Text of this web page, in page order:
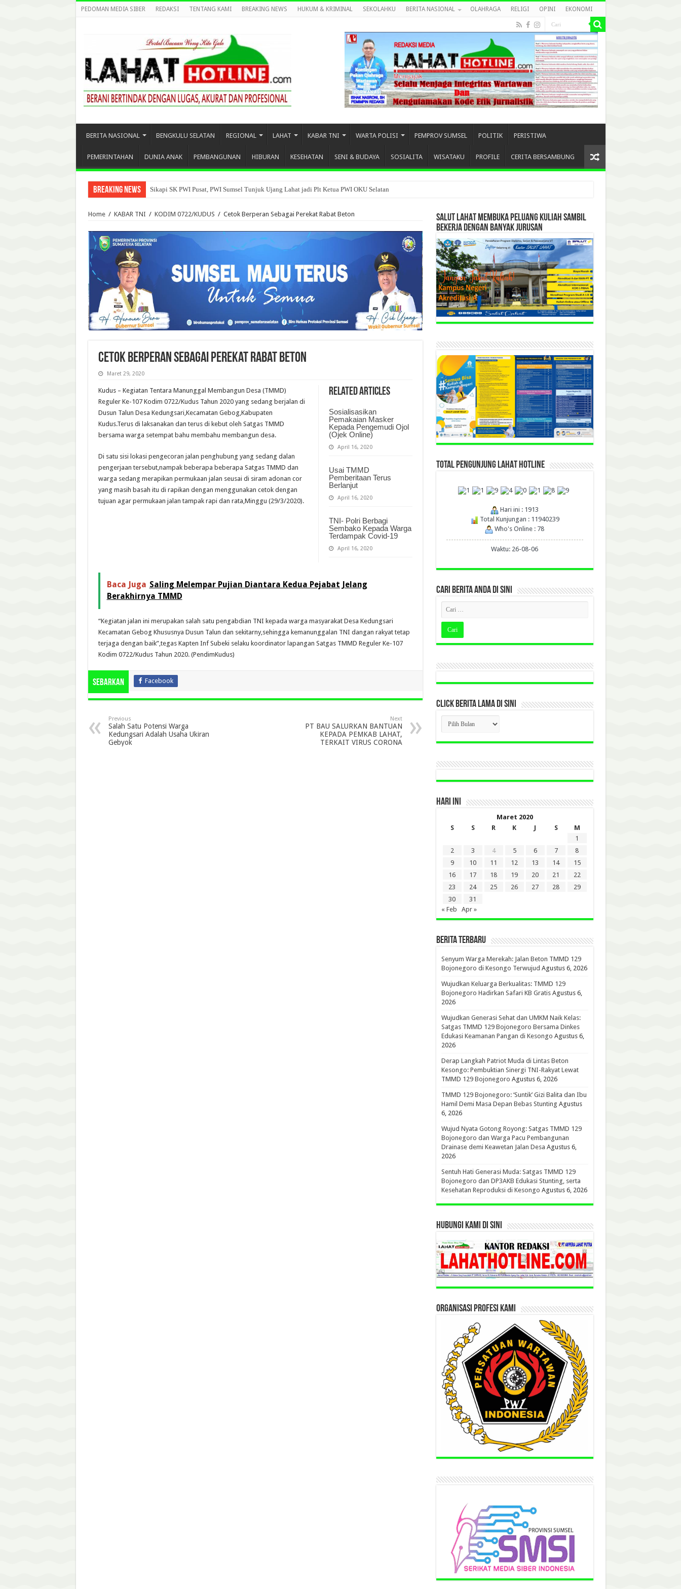
PEDOMAN MEDIA SIBER REDAKSI TENTANG KAMI BREAKING NEWS HUKUM & KRIMINAL SEKOLAHKU BERITA NASIONAL OLAHRAGA RELIGI OPINI EKONOMI
BERITA NASIONAL BENGKULU SELATAN REGIONAL LAHAT KABAR TNI WARTA POLISI PEMPROV SUMSEL POLITIK PERISTIWA
PEMERINTAHAN DUNIA ANAK PEMBANGUNAN HIBURAN KESEHATAN SENI & BUDAYA SOSIALITA WISATAKU PROFILE CERITA BERSAMBUNG
Breaking News Sikapi SK PWI Pusat, PWI Sumsel Tunjuk Ujang Lahat jadi Plt Ketua PWI OKU Selatan
Home / KABAR TNI / KODIM 0722/KUDUS / Cetok Berperan Sebagai Perekat Rabat Beton
Cetok Berperan Sebagai Perekat Rabat Beton
Maret 29, 2020
Related Articles
Sosialisasikan
Pemakaian Masker
Kepada Pengemudi Ojol
(Ojek Online)
April 16, 2020
Usai TMMD
Pemberitaan Terus
Berlanjut
April 16, 2020
TNI- Polri Berbagi
Sembako Kepada Warga
Terdampak Covid-19
April 16, 2020
Kudus – Kegiatan Tentara Manunggal Membangun Desa (TMMD)
Reguler Ke-107 Kodim 0722/Kudus Tahun 2020 yang sedang berjalan di
Dusun Talun Desa Kedungsari,Kecamatan Gebog,Kabupaten
Kudus.Terus di laksanakan dan terus di kebut oleh Satgas TMMD
bersama warga setempat bahu membahu membangun desa.
Di satu sisi lokasi pengecoran jalan penghubung yang sedang dalan
pengerjaan tersebut,nampak beberapa beberapa Satgas TMMD dan
warga sedang merapikan permukaan jalan seusai di siram adonan cor
yang masih basah itu di rapikan dengan menggunakan cetok dengan
tujuan agar permukaan jalan tampak rapi dan rata,Minggu (29/3/2020).
Baca Juga Saling Melempar Pujian Diantara Kedua Pejabat Jelang
Berakhirnya TMMD
“Kegiatan jalan ini merupakan salah satu pengabdian TNI kepada warga masyarakat Desa Kedungsari
Kecamatan Gebog Khususnya Dusun Talun dan sekitarny,sehingga kemanunggalan TNI dangan rakyat tetap
terjaga dengan baik”,tegas Kapten Inf Subeki selaku koordinator lapangan Satgas TMMD Reguler Ke-107
Kodim 0722/Kudus Tahun 2020. (PendimKudus)
Sebarkan Facebook
Previous
Salah Satu Potensi Warga
Kedungsari Adalah Usaha Ukiran
Gebyok
Next
PT BAU SALURKAN BANTUAN
KEPADA PEMKAB LAHAT,
TERKAIT VIRUS CORONA
SALUT LAHAT MEMBUKA PELUANG KULIAH SAMBIL
BEKERJA DENGAN BANYAK JURUSAN
TOTAL PENGUNJUNG LAHAT HOTLINE
Hari ini : 1913
Total Kunjungan : 11940239
Who's Online : 78
Waktu: 26-08-06
CARI BERITA ANDA DI SINI
CLICK BERITA LAMA DI SINI
CLICK
BERITA
LAMA
DI
HARI INI
Maret 2020
S
S R K J S
M
1
2
3 4 5 6 7
8
9
10 11 12 13 14
15
16
17 18 19 20 21
22
23
24 25 26 27 28
29
30
31
« Feb
Apr »
BERITA TERBARU
Senyum Warga Merekah: Jalan Beton TMMD 129
Bojonegoro di Kesongo Terwujud Agustus 6, 2026
Wujudkan Keluarga Berkualitas: TMMD 129
Bojonegoro Hadirkan Safari KB Gratis Agustus 6,
2026
Wujudkan Generasi Sehat dan UMKM Naik Kelas:
Satgas TMMD 129 Bojonegoro Bersama Dinkes
Edukasi Keamanan Pangan di Kesongo Agustus 6,
2026
Derap Langkah Patriot Muda di Lintas Beton
Kesongo: Pembuktian Sinergi TNI-Rakyat Lewat
TMMD 129 Bojonegoro Agustus 6, 2026
TMMD 129 Bojonegoro: ‘Suntik’ Gizi Balita dan Ibu
Hamil Demi Masa Depan Bebas Stunting Agustus
6, 2026
Wujud Nyata Gotong Royong: Satgas TMMD 129
Bojonegoro dan Warga Pacu Pembangunan
Drainase demi Keawetan Jalan Desa Agustus 6,
2026
Sentuh Hati Generasi Muda: Satgas TMMD 129
Bojonegoro dan DP3AKB Edukasi Stunting, serta
Kesehatan Reproduksi di Kesongo Agustus 6, 2026
HUBUNGI KAMI DI SINI
ORGANISASI PROFESI KAMI